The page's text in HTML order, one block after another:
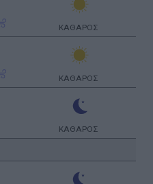
ΚΑΘΑΡΟΣ
ΚΑΘΑΡΟΣ
ΚΑΘΑΡΟΣ